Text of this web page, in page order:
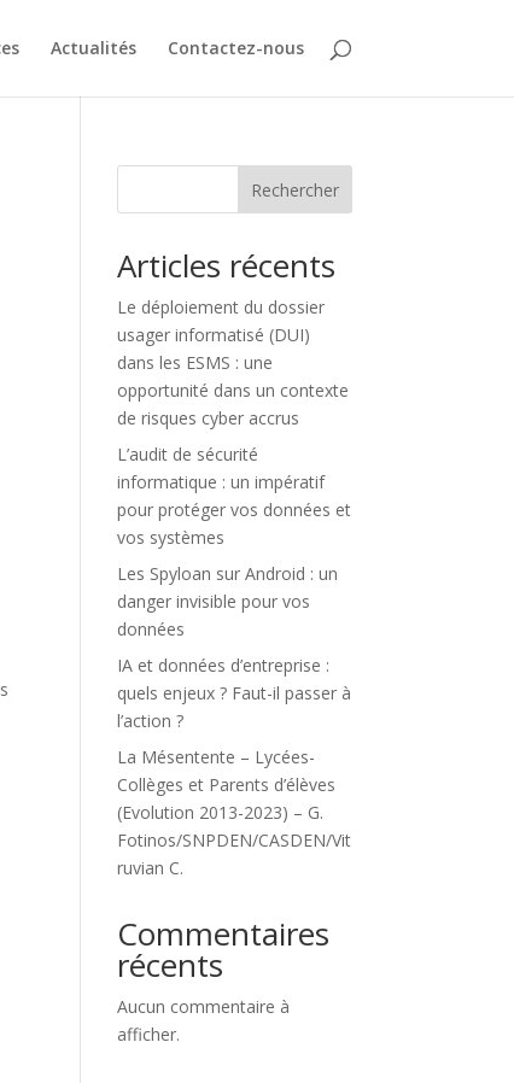
Actualités Contactez-nous
Rechercher
Articles récents
Le déploiement du dossier
usager informatisé (DUI)
dans les ESMS : une
opportunité dans un contexte
de risques cyber accrus
L’audit de sécurité
informatique : un impératif
pour protéger vos données et
vos systèmes
Les Spyloan sur Android : un
danger invisible pour vos
données
IA et données d’entreprise :
quels enjeux ? Faut-il passer à
l’action ?
La Mésentente – Lycées-
Collèges et Parents d’élèves
(Evolution 2013-2023) – G.
Fotinos/SNPDEN/CASDEN/Vit
ruvian C.
Commentaires
récents
Aucun commentaire à
afficher.